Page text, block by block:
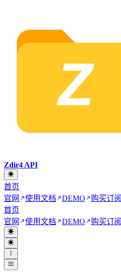
Zdir4 API
首页
官网
使用文档 DEMO
购买订阅
首页
官网
使用文档 DEMO 购买订阅